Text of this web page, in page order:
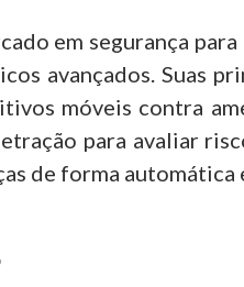
em segurança
avançados. Suas
móveis contra
para avaliar
de forma automática